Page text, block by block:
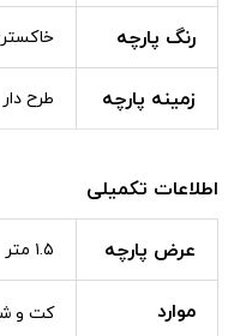
رنگ پارچه
زمینه پارچه طرح دار
اطلاعات تکمیلی
عرض پارچه
۱.۵ متر
موارد
کت و